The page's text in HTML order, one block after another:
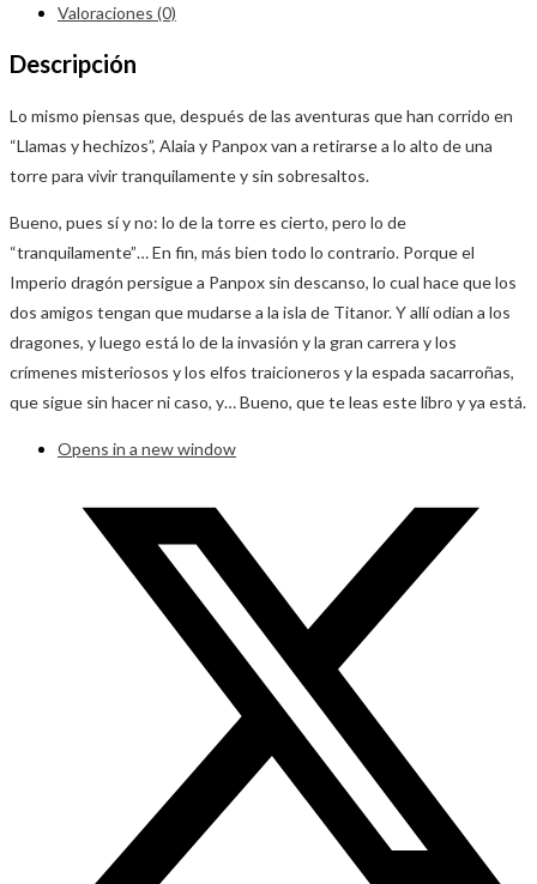
Valoraciones (0)
Descripción
Lo mismo piensas que, después de las aventuras que han corrido en
“Llamas y hechizos”, Alaia y Panpox van a retirarse a lo alto de una
torre para vivir tranquilamente y sin sobresaltos.
Bueno, pues sí y no: lo de la torre es cierto, pero lo de
“tranquilamente”… En fin, más bien todo lo contrario. Porque el
Imperio dragón persigue a Panpox sin descanso, lo cual hace que los
dos amigos tengan que mudarse a la isla de Titanor. Y allí odian a los
dragones, y luego está lo de la invasión y la gran carrera y los
crímenes misteriosos y los elfos traicioneros y la espada sacarroñas,
que sigue sin hacer ni caso, y… Bueno, que te leas este libro y ya está.
Opens in a new window